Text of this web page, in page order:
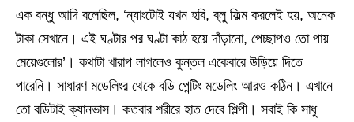
এক বন্ধু আদি বলেছিল, ‘ন্যাংটোই যখন হবি, ব্লু ফিল্ম করলেই হয়, অনেক
টাকা সেখানে। এই ঘণ্টার পর ঘণ্টা কাঠ হয়ে দাঁড়ানো, পেচ্ছাপও তো পায়
মেয়েগুলোর’। কথাটা খারাপ লাগলেও কুন্তল একেবারে উড়িয়ে দিতে
পারেনি। সাধারণ মডেলিংর থেকে বডি পেন্টিং মডেলিং আরও কঠিন। এখানে
তো বডিটাই ক্যানভাস। কতবার শরীরে হাত দেবে শিল্পী। সবাই কি সাধু